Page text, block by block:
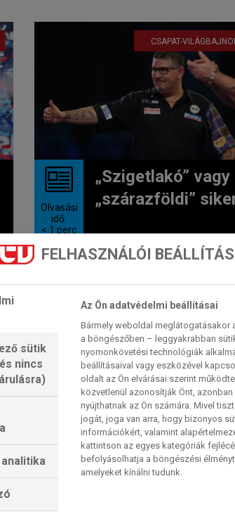
CSAPAT-
Olvasási
idő:
< 1 perc
„Szigetlakó” vagy
„szárazföldi”
maradt versenyben a
a...
2026. 06. 14. 13:51
UK
FELHASZNÁLÓI
sütik
nincs
Az Ön adatvédelmi beállításai
Bármely weboldal meglátogatásakor
a böngészőben – leggyakrabban
nyomonkövetési technológiák
beállításaival vagy eszközével
oldalt az Ön elvárásai szerint
közvetlenül azonosítják Önt,
nyújthatnak az Ön számára. Mivel
jogát, joga van arra, hogy bizonyos
információkért, valamint
kattintson az egyes kategóriák
befolyásolhatja a böngészési
amelyeket kínálni tudunk.